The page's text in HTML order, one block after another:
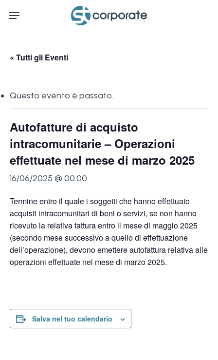
Menu
« Tutti gli Eventi
Questo evento è passato.
Autofatture di acquisto
intracomunitarie – Operazioni
effettuate nel mese di marzo 2025
16/06/2025 @ 00:00
Termine entro il quale i soggetti che hanno effettuato
acquisti intracomunitari di beni o servizi, se non hanno
ricevuto la relativa fattura entro il mese di maggio 2025
(secondo mese successivo a quello di effettuazione
dell’operazione), devono emettere autofattura relativa alle
operazioni effettuate nel mese di marzo 2025.
Salva nel tuo calendario